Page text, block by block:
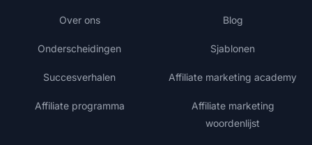
Over ons
Onderscheidingen
Succesverhalen
Affiliate programma
Blog
Sjablonen
Affiliate marketing academy
Affiliate marketing
woordenlijst